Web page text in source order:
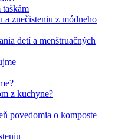
a znečisteniu z módneho
detí a menštruačných
z kuchyne?
povedomia o komposte